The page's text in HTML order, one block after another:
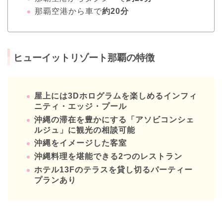
那覇空港から車で約20分
ヒューイットリゾート那覇の特徴
屋上には3Dホログラムを楽しめるインフィ
ニティ・エッジ・プール
沖縄の滞在を豊かにする「アソビコンシェ
ルジュ」に観光の相談可能
沖縄をイメージした客室
沖縄料理を堪能できる2つのレストラン
ホテル13Fのテラスを貸し切るパーティー
プランあり